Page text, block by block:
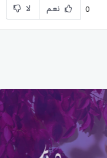
0 نعم لا